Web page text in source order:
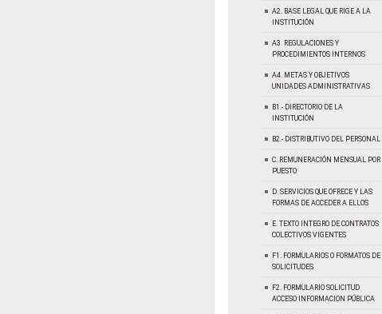
A2. BASE LEGAL QUE RIGE A LA
INSTITUCIÓN
A3. REGULACIONES Y
PROCEDIMIENTOS INTERNOS
A4. METAS Y OBJETIVOS
UNIDADES ADMINISTRATIVAS
B1.- DIRECTORIO DE LA
INSTITUCIÓN
B2.- DISTRIBUTIVO DEL PERSONAL
C. REMUNERACIÓN MENSUAL POR
PUESTO
D. SERVICIOS QUE OFRECE Y LAS
FORMAS DE ACCEDER A ELLOS
E. TEXTO INTEGRO DE CONTRATOS
COLECTIVOS VIGENTES
F1. FORMULARIOS O FORMATOS DE
SOLICITUDES
F2. FORMULARIO SOLICITUD
ACCESO INFORMACION PÚBLICA